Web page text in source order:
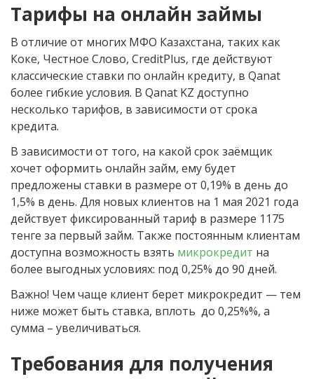
Тарифы на онлайн займы
В отличие от многих МФО Казахстана, таких как
Коке, Честное Слово, CreditPlus, где действуют
классические ставки по онлайн кредиту, в Qanat
более гибкие условия. В Qanat KZ доступно
несколько тарифов, в зависимости от срока
кредита.
В зависимости от того, на какой срок заёмщик
хочет оформить онлайн займ, ему будет
предложены ставки в размере от 0,19% в день до
1,5% в день. Для новых клиентов на 1 мая 2021 года
действует фиксированный тариф в размере 1175
тенге за первый займ. Также постоянным клиентам
доступна возможность взять микрокредит на
более выгодных условиях: под 0,25% до 90 дней.
Важно! Чем чаще клиент берет микрокредит — тем
ниже может быть ставка, вплоть до 0,25%%, а
сумма – увеличиваться.
Требования для получения